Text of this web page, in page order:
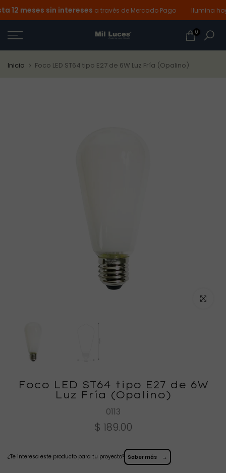
Ir
al
contenido
meses sin interesesa través de Mercado Pago Ilumina hoy
0
Inicio Foco LED ST64 tipo E27 de 6W Luz Fría (Opalino)
Haz
Foco LED ST64 tipo E27 de 6W
Luz Fría (Opalino)
0113
$ 189.00
¿Te interesa este producto para tu proyecto? Saber más →